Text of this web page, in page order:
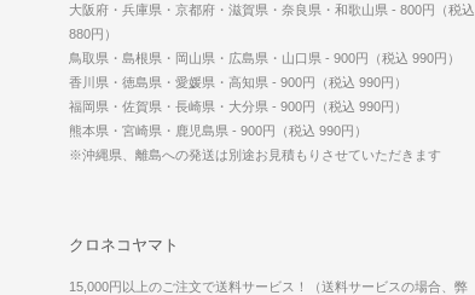
大阪府・兵庫県・京都府・滋賀県・奈良県・和歌山県 - 800円（税込
880円）
鳥取県・島根県・岡山県・広島県・山口県 - 900円（税込 990円）
香川県・徳島県・愛媛県・高知県 - 900円（税込 990円）
福岡県・佐賀県・長崎県・大分県 - 900円（税込 990円）
熊本県・宮崎県・鹿児島県 - 900円（税込 990円）
※沖縄県、離島への発送は別途お見積もりさせていただきます
クロネコヤマト
15,000円以上のご注文で送料サービス！（送料サービスの場合、弊